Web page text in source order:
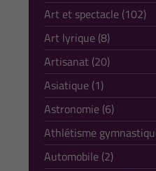
Art et spectacle (102)
Art lyrique (8)
Artisanat (20)
Asiatique (1)
Astronomie (6)
Athlétisme
Automobile (2)